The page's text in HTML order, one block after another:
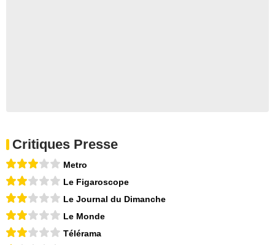
Critiques Presse
Metro
Le Figaroscope
Le Journal du Dimanche
Le Monde
Télérama